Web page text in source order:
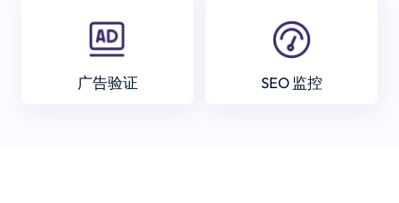
广告验证 SEO 监控